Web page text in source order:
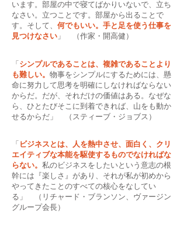
います。部屋の中で寝てばかりいないで、立ち
なさい。立つことです。部屋から出ることで
す。そして、 何でもいい。手と足を使う仕事を
見つけなさい」 （作家・開高健）
「 シンプルであることは、複雑であることより
も難しい。 物事をシンプルにするためには、懸
命に努力して思考を明確にしなければならない
からだ。だが、それだけの価値はある。なぜな
ら、ひとたびそこに到着できれば、山をも動か
せるからだ」 （スティーブ・ジョブス）
「 ビジネスとは、人を熱中させ、面白く、クリ
エイティブな本能を駆使するものでなければな
らない。 私のビジネスをしたいという意志の根
幹には『楽しさ』があり、それが私が初めから
やってきたことのすべての核心をなしてい
る」 （リチャード・ブランソン、ヴァージン
グループ会長）